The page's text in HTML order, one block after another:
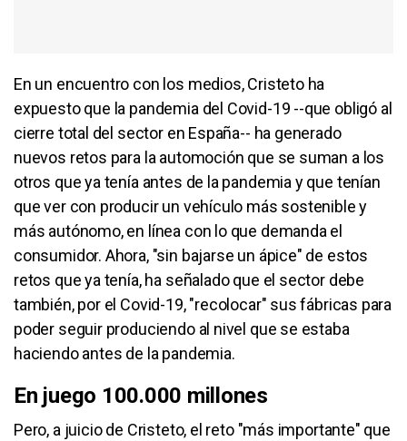
En un encuentro con los medios, Cristeto ha
expuesto que la pandemia del Covid-19 --que obligó al
cierre total del sector en España-- ha generado
nuevos retos para la automoción que se suman a los
otros que ya tenía antes de la pandemia y que tenían
que ver con producir un vehículo más sostenible y
más autónomo, en línea con lo que demanda el
consumidor. Ahora, "sin bajarse un ápice" de estos
retos que ya tenía, ha señalado que el sector debe
también, por el Covid-19, "recolocar" sus fábricas para
poder seguir produciendo al nivel que se estaba
haciendo antes de la pandemia.
En juego 100.000 millones
Pero, a juicio de Cristeto, el reto "más importante" que